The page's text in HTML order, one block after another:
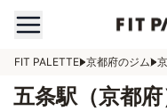
FIT PALETTE 京都府のジム
五条駅（京都